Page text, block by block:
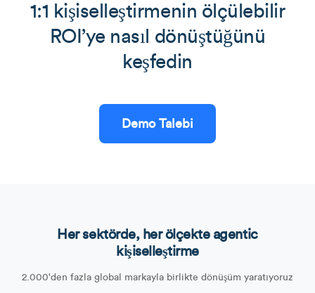
1:1 kişiselleştirmenin ölçülebilir
ROI’ye nasıl dönüştüğünü
keşfedin
Demo Talebi
Her sektörde, her ölçekte agentic
kişiselleştirme
2.000'den fazla global markayla birlikte dönüşüm yaratıyoruz